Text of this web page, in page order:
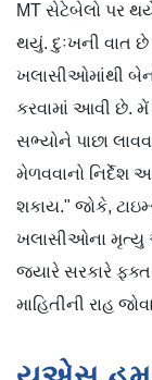
MT સેટેબેલો પર
થયું. દુઃખની વાત
ખલાસીઓમાંથી
કરવામાં આવી છે.
સભ્યોને પાછા
મેળવવાનો નિર્દેશ
શકાય." જોકે,
ખલાસીઓના મૃત્યુ
જ્યારે સરકારે ફક્ત
માહિતીની રાહ